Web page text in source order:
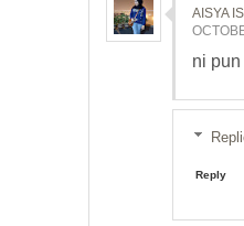
AISYA
ni
Reply